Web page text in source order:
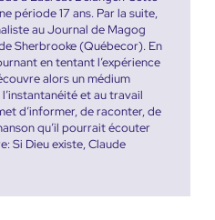
période 17 ans. Par la suite,
au Journal de Magog
Sherbrooke (Québecor). En
en tentant l’expérience
alors un médium
et au travail
d’informer, de raconter, de
qu’il pourrait écouter
Si Dieu existe, Claude